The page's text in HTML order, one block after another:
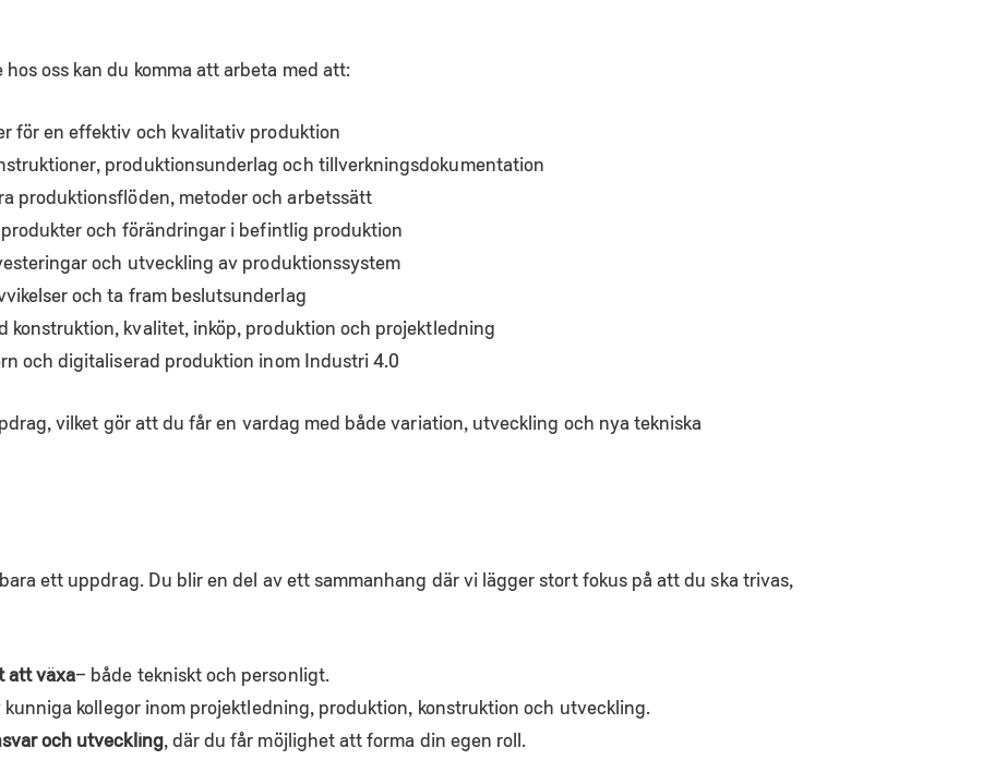
oss kan du komma att arbeta med att:
för en effektiv och kvalitativ produktion
produktionsunderlag och tillverkningsdokumentation
produktionsflöden, metoder och arbetssätt
och förändringar i befintlig produktion
och utveckling av produktionssystem
och ta fram beslutsunderlag
konstruktion, kvalitet, inköp, produktion och projektledning
och digitaliserad produktion inom Industri 4.0
vilket gör att du får en vardag med både variation, utveckling och nya tekniska
ett uppdrag. Du blir en del av ett sammanhang där vi lägger stort fokus på att du ska trivas,
att växa– både tekniskt och personligt.
kollegor inom projektledning, produktion, konstruktion och utveckling.
och utveckling, där du får möjlighet att forma din egen roll.